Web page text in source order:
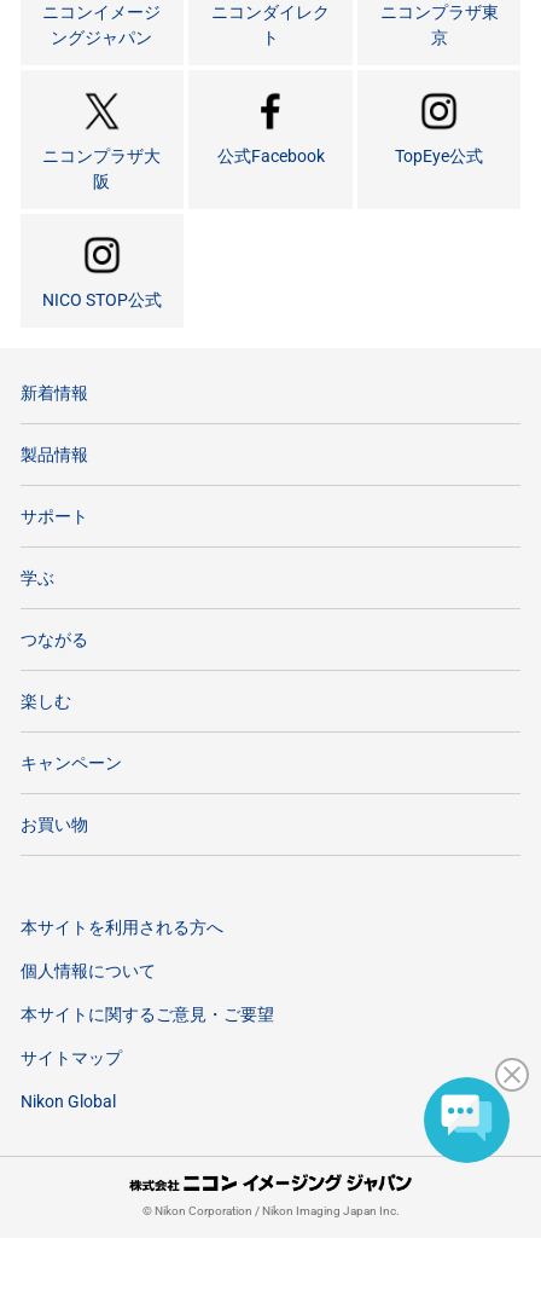
ニコンイメージ
ングジャパン
ニコンダイレク
ト
ニコンプラザ東
京
ニコンプラザ大
阪
公式Facebook TopEye公式
NICO STOP公式
新着情報
製品情報
サポート
学ぶ
つながる
楽しむ
キャンペーン
お買い物
本サイトを利用される方へ
個人情報について
本サイトに関するご意見・ご要望
サイトマップ
Nikon Global
©Nikon Corporation / Nikon Imaging Japan Inc.